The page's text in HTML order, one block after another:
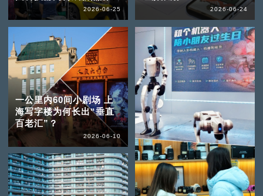
2026-06-25 2026-06-24
一公里内60间小剧场 上
海写字楼为何长出“垂直
百老汇”？
2026-06-10